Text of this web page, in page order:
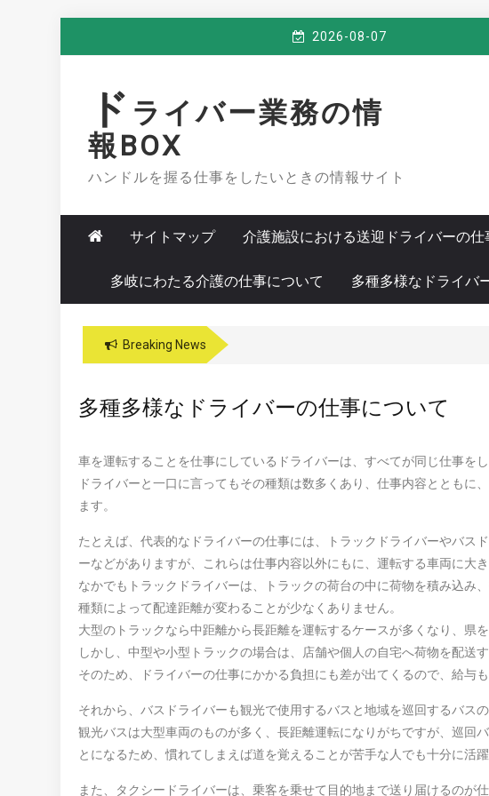
2026-08-07
ド ライバー業務の情
報BOX
ハンドルを握る仕事をしたいときの情報サイト
サイトマップ 介護施設における送迎ドライバーの仕
多岐にわたる介護の仕事について 多種多様なドライバ
Breaking News
多種多様なドライバーの仕事について
車を運転することを仕事にしているドライバーは、すべてが同じ仕事を
ドライバーと一口に言ってもその種類は数多くあり、仕事内容とともに
ます。
たとえば、代表的なドライバーの仕事には、トラックドライバーやバス
ーなどがありますが、これらは仕事内容以外にもに、運転する車両に大
なかでもトラックドライバーは、トラックの荷台の中に荷物を積み込み
種類によって配達距離が変わることが少なくありません。
大型のトラックなら中距離から長距離を運転するケースが多くなり、県
しかし、中型や小型トラックの場合は、店舗や個人の自宅へ荷物を配送
そのため、ドライバーの仕事にかかる負担にも差が出てくるので、給与
それから、バスドライバーも観光で使用するバスと地域を巡回するバス
観光バスは大型車両のものが多く、長距離運転になりがちですが、巡回
とになるため、慣れてしまえば道を覚えることが苦手な人でも十分に活躍
また、タクシードライバーは、乗客を乗せて目的地まで送り届けるのが